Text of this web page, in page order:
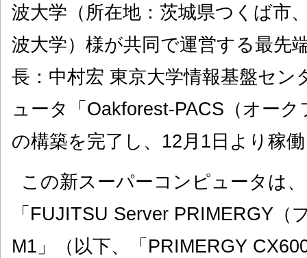
波大学（所在地：茨城県つくば市
波大学）様が共同で運営する最先
長：中村宏 東京大学情報基盤セ
ュータ「Oakforest-PACS（オー
の構築を完了し、12月1日より稼
この新スーパーコンピュータは
「FUJITSU Server PRIMERGY（
M1」（以下、「PRIMERGY